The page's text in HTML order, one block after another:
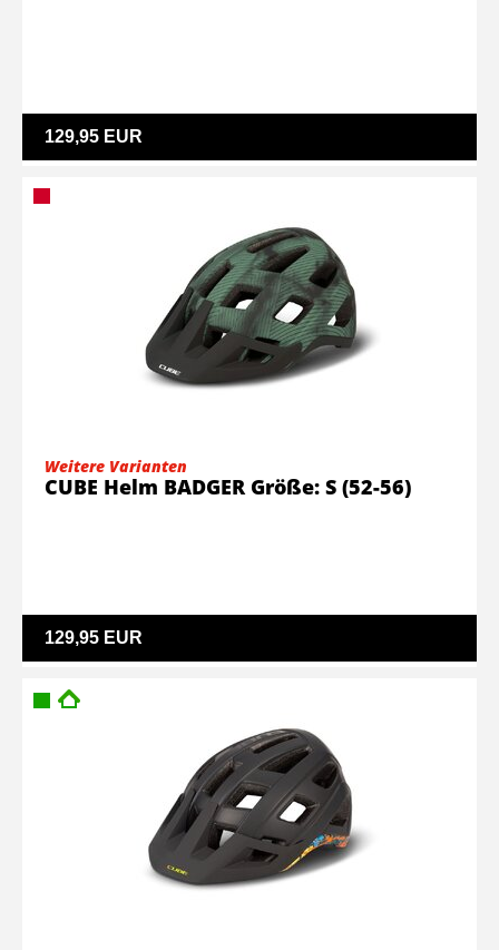
129,95 EUR
129,95 EUR
Weitere Varianten
CUBE Helm BADGER Größe: S (52-56)